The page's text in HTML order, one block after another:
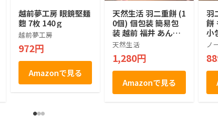
越前夢工房 眼鏡堅麺
麭 7枚 140ｇ
越前夢工房
972円
Amazonで見る
天然生活 羽二重餅 (1
0個) 個包装 簡易包
装 越前 福井 あんこ
和菓子 もち米 おや
つ お茶請け 銘菓 お
土産 とろける なめ
らか
天然生活
1,280円
Amazonで見る
羽
餅
小
産
用
ノ